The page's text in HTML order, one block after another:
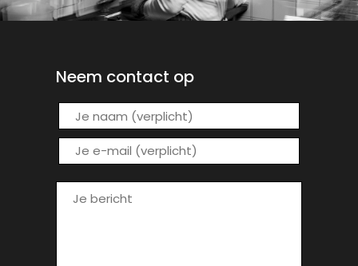
Neem contact op